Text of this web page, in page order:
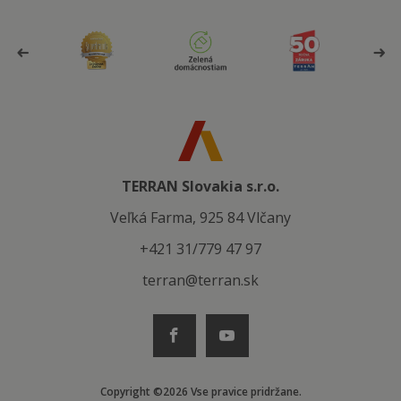
TERRAN Slovakia s.r.o.
Veľká Farma, 925 84 Vlčany
+421 31/779 47 97
terran@terran.sk
Copyright ©2026 Vse pravice pridržane.